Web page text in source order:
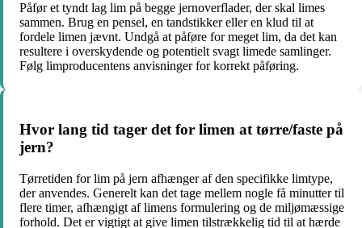
Påfør et tyndt lag lim på begge jernoverflader, der skal limes
sammen. Brug en pensel, en tandstikker eller en klud til at
fordele limen jævnt. Undgå at påføre for meget lim, da det kan
resultere i overskydende og potentielt svagt limede samlinger.
Følg limproducentens anvisninger for korrekt påføring.
Hvor lang tid tager det for limen at tørre/faste på
jern?
Tørretiden for lim på jern afhænger af den specifikke limtype,
der anvendes. Generelt kan det tage mellem nogle få minutter til
flere timer, afhængigt af limens formulering og de miljømæssige
forhold. Det er vigtigt at give limen tilstrækkelig tid til at hærde